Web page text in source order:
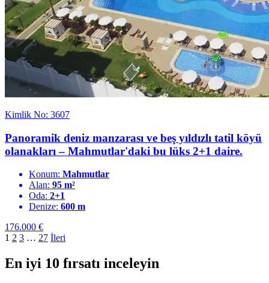
Kimlik No: 3607
Panoramik deniz manzarası ve beş yıldızlı tatil köyü
olanakları – Mahmutlar'daki bu lüks 2+1 daire.
Konum: Mahmutlar
Alan: 95 m²
Oda: 2+1
Denize: 600 m
176.000 €
1 2 3 … 27 İleri
En iyi 10 fırsatı inceleyin